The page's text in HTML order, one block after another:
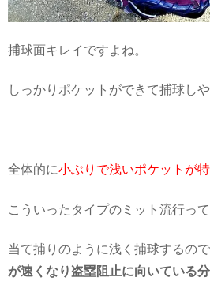
捕球面キレイですよね。
しっかりポケットができて捕球し
全体的に小ぶりで浅いポケットが
こういったタイプのミット流行って
当て捕りのように浅く捕球するので
が速くなり盗塁阻止に向いている